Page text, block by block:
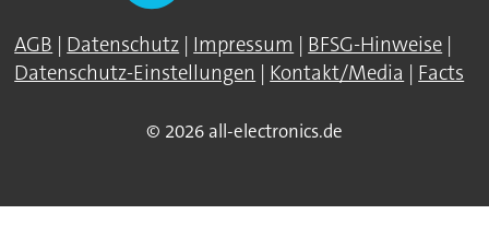
AGB | Datenschutz | Impressum | BFSG-Hinweise |
Datenschutz-Einstellungen | Kontakt/Media | Facts
© 2026 all-electronics.de